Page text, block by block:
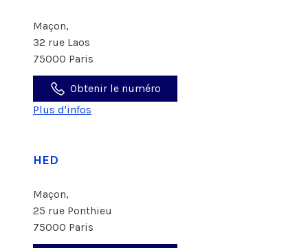
Maçon,
32 rue Laos
75000 Paris
Obtenir le numéro
Plus d'infos
HED
Maçon,
25 rue Ponthieu
75000 Paris